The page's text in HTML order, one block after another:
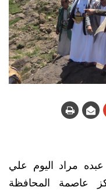
مراد اليوم علي
عاصمة المحافظة